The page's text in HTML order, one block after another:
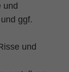
und
ggf.
und